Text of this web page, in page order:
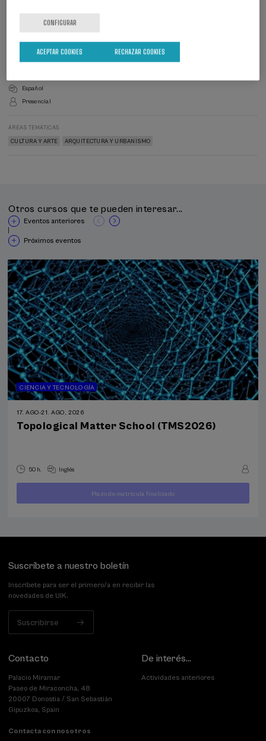
espera
Director/a
Español
Presencial
ÁREAS TEMÁTICAS
CULTURA Y ARTE ARQUITECTURA Y URBANISMO
Otros cursos que te pueden interesar...
Eventos anteriores
Próximos eventos
CIENCIA Y TECNOLOGÍA
17. AGO-21. AGO, 2026
Topological Matter School (TMS2026)
50 h. Inglés
... DESDE400
Últimas
plazas
Gratuito
Fecha
pasada
Plazo de matrícula finalizado
Suscríbete a nuestro boletín
Inscríbete para ser el primero/a en recibir las
novedades de UIK.
Suscribirse
Contacto
Palacio Miramar
Paseo de Miraconcha, 48
20007 Donostia / San Sebastián
Gipuzkoa, Spain
Contacta con nosotros
De interés...
Actividades anteriores
CONFIGURAR
RECHAZAR COOKIES
ACEPTAR COOKIES